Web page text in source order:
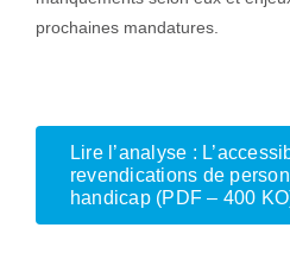
prochaines mandatures.
Lire l’analyse :
revendications de
handicap (PDF – 400